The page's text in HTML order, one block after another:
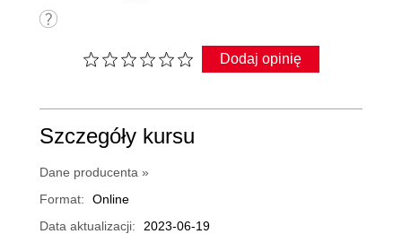
Dodaj opinię
Szczegóły kursu
Dane producenta »
Format:
Online
Data aktualizacji:
2023-06-19